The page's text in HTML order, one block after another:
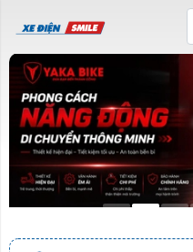
Xe Điện
Smile
CTKM Tháng